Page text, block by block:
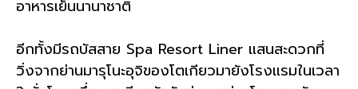
อาหารเย็นนานาชาติ
อีกทั้งมีรถบัสสาย Spa Resort Liner แสนสะดวกที่
วิ่งจากย่านมารุโนะอุจิของโตเกียวมายังโรงแรมในเวลา